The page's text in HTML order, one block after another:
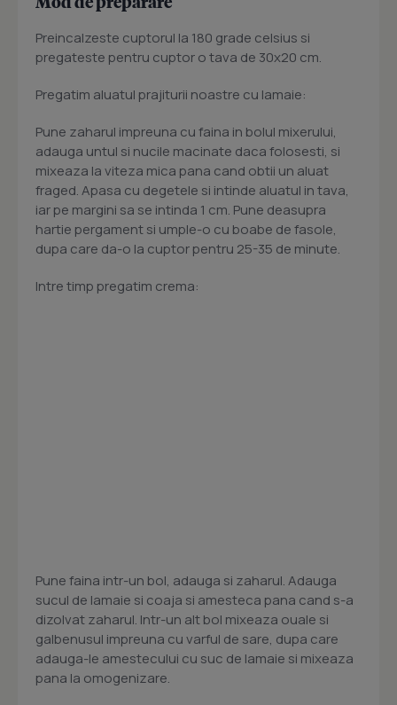
Preincalzeste cuptorul la 180 grade celsius si
pregateste pentru cuptor o tava de 30x20 cm.
Pregatim aluatul prajiturii noastre cu lamaie:
Pune zaharul impreuna cu faina in bolul mixerului,
adauga untul si nucile macinate daca folosesti, si
mixeaza la viteza mica pana cand obtii un aluat
fraged. Apasa cu degetele si intinde aluatul in tava,
iar pe margini sa se intinda 1 cm. Pune deasupra
hartie pergament si umple-o cu boabe de fasole,
dupa care da-o la cuptor pentru 25-35 de minute.
Intre timp pregatim crema:
Pune faina intr-un bol, adauga si zaharul. Adauga
sucul de lamaie si coaja si amesteca pana cand s-a
dizolvat zaharul. Intr-un alt bol mixeaza ouale si
galbenusul impreuna cu varful de sare, dupa care
adauga-le amestecului cu suc de lamaie si mixeaza
pana la omogenizare.